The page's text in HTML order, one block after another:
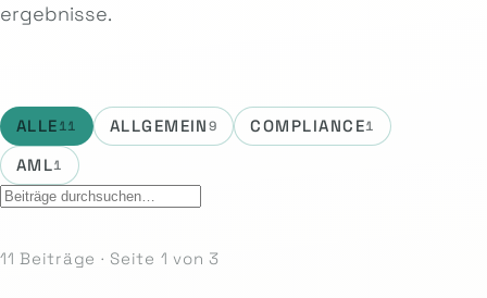
ergebnisse.
ALLE11 ALLGEMEIN9 COMPLIANCE1
AML1
11 Beiträge · Seite 1 von 3